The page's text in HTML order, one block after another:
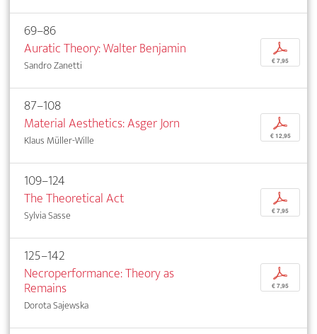
69–86
Auratic Theory: Walter Benjamin
Sandro Zanetti
p
€ 7,95
87–108
Material Aesthetics: Asger Jorn
Klaus Müller-Wille
p
€ 12,95
109–124
The Theoretical Act
Sylvia Sasse
p
€ 7,95
125–142
Necroperformance: Theory as
Remains
Dorota Sajewska
p
€ 7,95